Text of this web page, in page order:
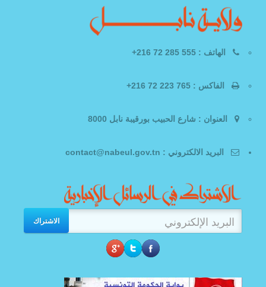
الهاتف :
الفاكس :
العنوان : شارع الحبيب بورقيبة نابل 8000
البريد الالكتروني :
الاشتراك